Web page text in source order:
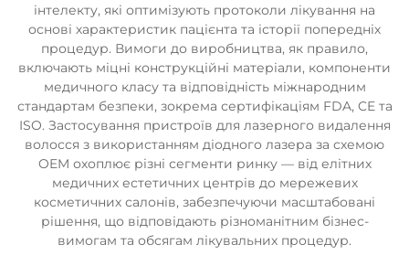
інтелекту, які оптимізують протоколи лікування на
основі характеристик пацієнта та історії попередніх
процедур. Вимоги до виробництва, як правило,
включають міцні конструкційні матеріали, компоненти
медичного класу та відповідність міжнародним
стандартам безпеки, зокрема сертифікаціям FDA, CE та
ISO. Застосування пристроїв для лазерного видалення
волосся з використанням діодного лазера за схемою
OEM охоплює різні сегменти ринку — від елітних
медичних естетичних центрів до мережевих
косметичних салонів, забезпечуючи масштабовані
рішення, що відповідають різноманітним бізнес-
вимогам та обсягам лікувальних процедур.